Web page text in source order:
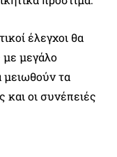
έλεγχοι θα
με μεγάλο
μειωθούν τα
και οι συνέπειές